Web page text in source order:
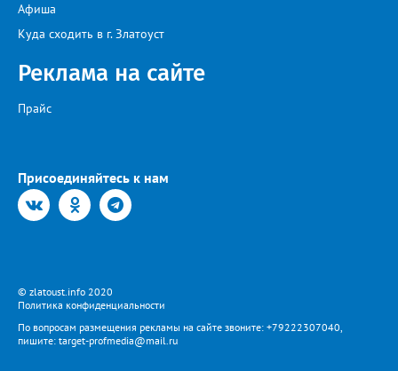
Афиша
Куда сходить в г. Златоуст
Реклама на сайте
Прайс
Присоединяйтесь к нам
© zlatoust.info 2020
Политика конфиденциальности
По вопросам размещения рекламы на сайте звоните: +79222307040,
пишите: target-profmedia@mail.ru